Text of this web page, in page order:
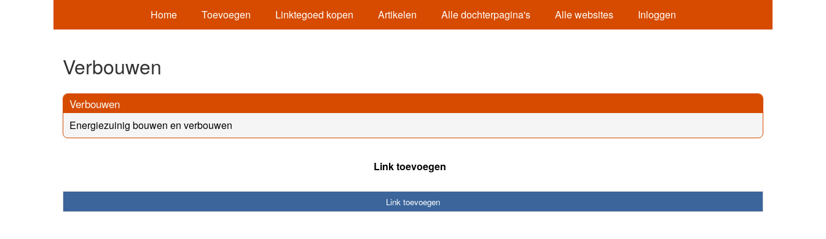
Home Toevoegen Linktegoed kopen Artikelen Alle dochterpagina's Alle websites Inloggen
Verbouwen
Verbouwen
Energiezuinig bouwen en verbouwen
Link toevoegen
Link toevoegen